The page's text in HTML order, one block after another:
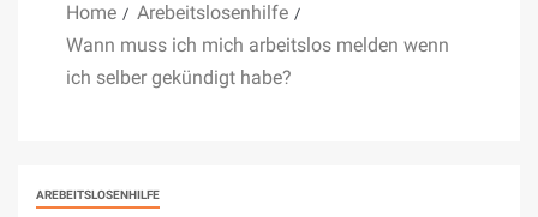
Home
Arebeitslosenhilfe
Wann muss ich mich arbeitslos melden wenn
ich selber gekündigt habe?
AREBEITSLOSENHILFE